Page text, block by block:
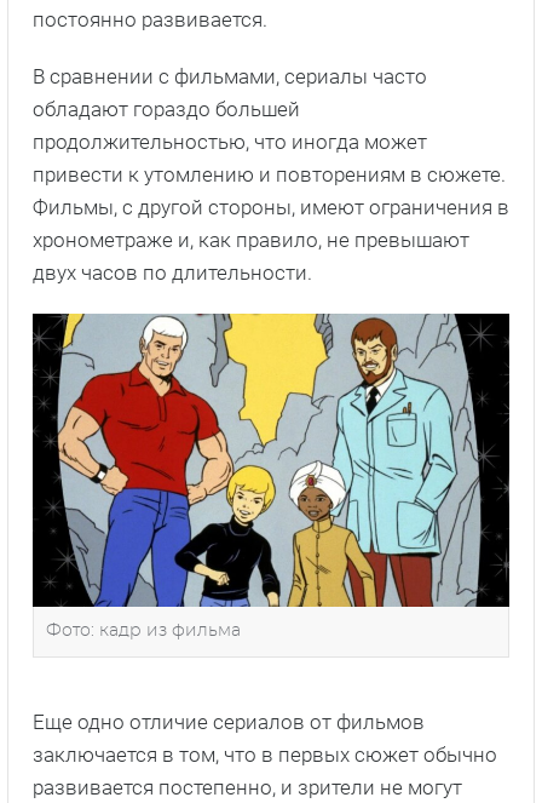
постоянно развивается.
В сравнении с фильмами, сериалы часто
обладают гораздо большей
продолжительностью, что иногда может
привести к утомлению и повторениям в сюжете.
Фильмы, с другой стороны, имеют ограничения в
хронометраже и, как правило, не превышают
двух часов по длительности.
Фото: кадр из фильма
Еще одно отличие сериалов от фильмов
заключается в том, что в первых сюжет обычно
развивается постепенно, и зрители не могут